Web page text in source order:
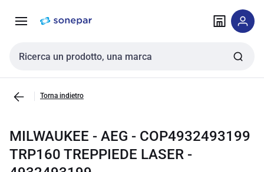
navigazione alla
Cerca input
Torna indietro
MILWAUKEE - AEG - COP4932493199
TRP160 TREPPIEDE LASER -